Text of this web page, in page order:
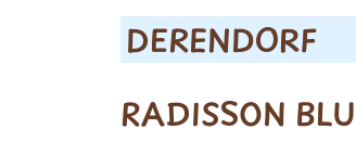
DERENDORF
RADISSON